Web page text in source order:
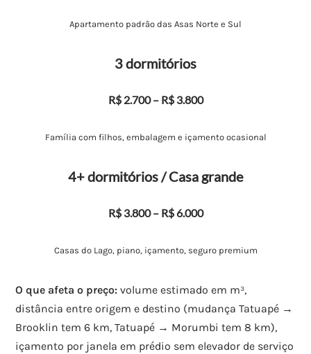
Apartamento padrão das Asas Norte e Sul
3 dormitórios
R$ 2.700 – R$ 3.800
Família com filhos, embalagem e içamento ocasional
4+ dormitórios / Casa grande
R$ 3.800 – R$ 6.000
Casas do Lago, piano, içamento, seguro premium
O que afeta o preço: volume estimado em m³,
distância entre origem e destino (mudança Tatuapé →
Brooklin tem 6 km, Tatuapé → Morumbi tem 8 km),
içamento por janela em prédio sem elevador de serviço